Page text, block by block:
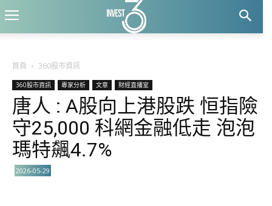
首頁 360股市資訊
360股市資訊 專家分析 文章 財經直播室
唐人 : A股向上港股跌 恒指險
守25,000 科網金融低走 泡泡
瑪特飆4.7%
2026-05-29